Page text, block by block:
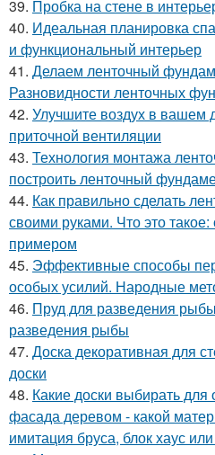
39. Пробка на стене в
40. Идеальная планировка
и функциональный интерьер
41. Делаем ленточный
Разновидности ленточных
42. Улучшите воздух в
приточной вентиляции
43. Технология монтажа
построить ленточный
44. Как правильно сделать
своими руками. Что это
примером
45. Эффективные способы
особых усилий. Народные
46. Пруд для разведения
разведения рыбы
47. Доска декоративная для
доски
48. Какие доски выбирать для
фасада деревом - какой
имитация бруса, блок хаус